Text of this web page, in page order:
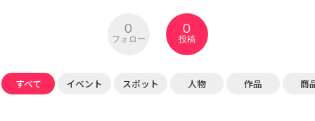
0
フォロー
0
投稿
すべて イベント スポット 人物 作品 商